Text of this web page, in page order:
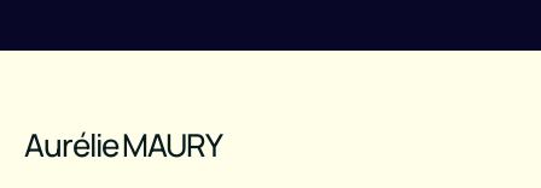
Aurélie MAURY